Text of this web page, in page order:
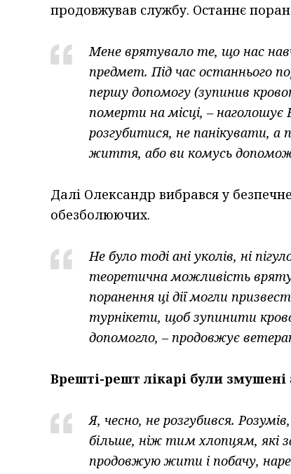
продовжував службу. Останнє
Мене врятувало те, що нас
предмет. Під час останнього
першу допомогу (зупинив
померти на місці, – наголошує
розгубитися, не панікувати,
життя, або ви комусь
Далі Олександр вибрався у
обезболюючих.
Не було тоді ані уколів, ні
теоретична можливість
поранення ці дії могли
турнікети, щоб зупинити
допомогло, – продовжує
Врешті-решт лікарі були змушені
Я, чесно, не розгубився.
більше, ніж тим хлопцям, які
продовжую жити і побачу,